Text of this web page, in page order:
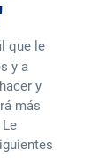
que le
y a
y
más